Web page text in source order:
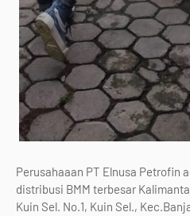
Perusahaaan PT Elnusa Petrofin
distribusi BMM terbesar
Kuin Sel. No.1, Kuin Sel.,